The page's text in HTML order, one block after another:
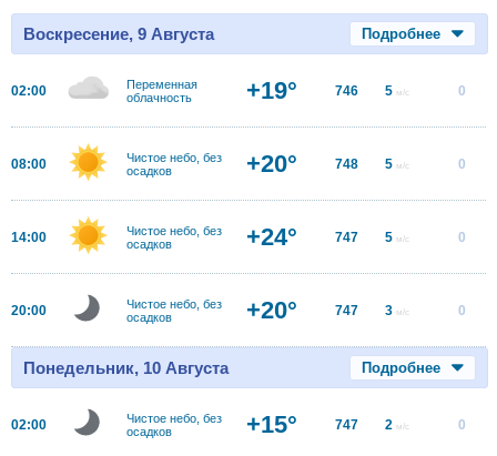
Воскресение, 9 Августа Подробнее
02:00
Переменная
облачность
+19° 746 5 м/с 0
08:00
Чистое небо, без
осадков
+20° 748 5 м/с 0
14:00
Чистое небо, без
осадков
+24° 747 5 м/с 0
20:00
Чистое небо, без
осадков
+20° 747 3 м/с 0
Понедельник, 10 Августа Подробнее
02:00
Чистое небо, без
осадков
+15° 747 2 м/с 0